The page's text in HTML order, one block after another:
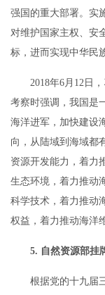
强国的重大部署。实
对维护国家主权、安
标，进而实现中华民
2018年6月12日
考察时强调，我国是
海洋进军，加快建设
向，从陆域到海域都
资源开发能力，着力
生态环境，着力推动
科学技术，着力推动
权益，着力推动海洋
5. 自然资源部挂
根据党的十九届